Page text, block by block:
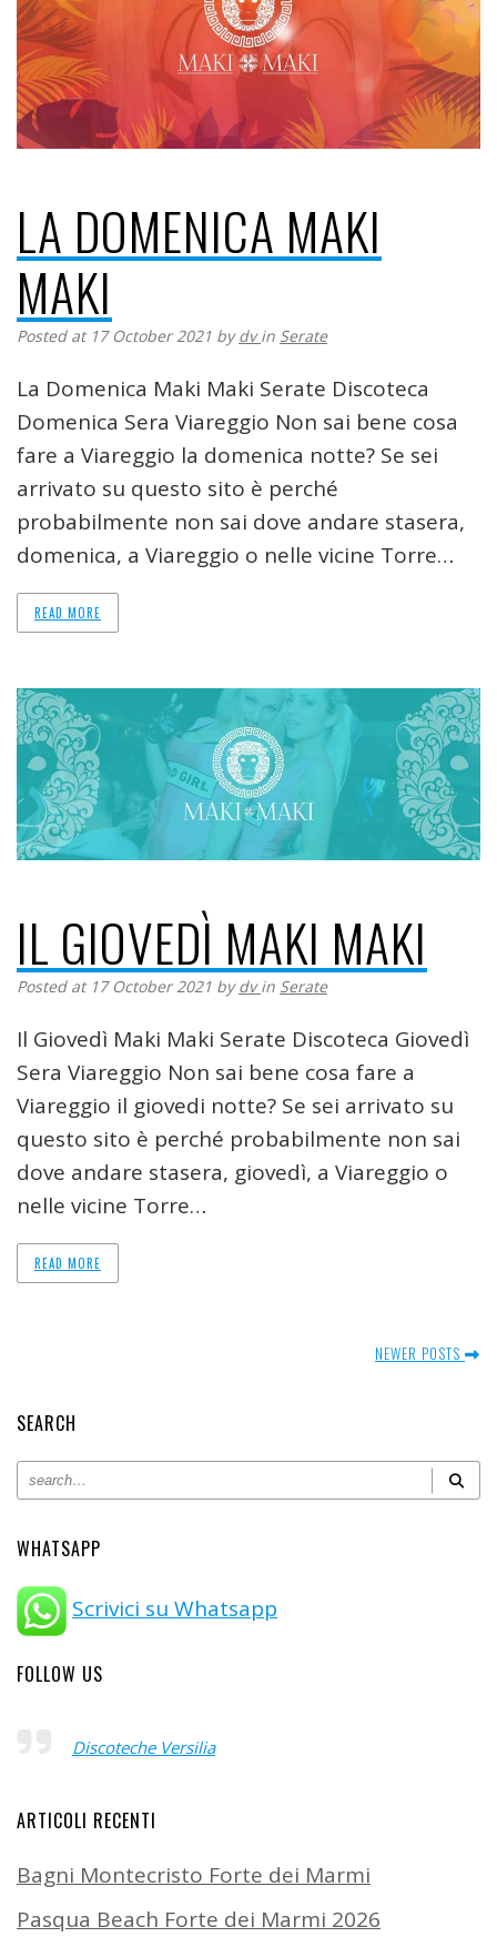
LA DOMENICA MAKI
MAKI
Posted at 17 October 2021 bydvin Serate
La Domenica Maki Maki Serate Discoteca
Domenica Sera Viareggio Non sai bene cosa
fare a Viareggio la domenica notte? Se sei
arrivato su questo sito è perché
probabilmente non sai dove andare stasera,
domenica, a Viareggio o nelle vicine Torre…
READ MORE
IL GIOVEDÌ MAKI MAKI
Posted at 17 October 2021 bydvin Serate
Il Giovedì Maki Maki Serate Discoteca Giovedì
Sera Viareggio Non sai bene cosa fare a
Viareggio il giovedi notte? Se sei arrivato su
questo sito è perché probabilmente non sai
dove andare stasera, giovedì, a Viareggio o
nelle vicine Torre…
READ MORE
NEWER POSTS
SEARCH
WHATSAPP
Scrivici su Whatsapp
FOLLOW US
Discoteche Versilia
ARTICOLI RECENTI
Bagni Montecristo Forte dei Marmi
Pasqua Beach Forte dei Marmi 2026